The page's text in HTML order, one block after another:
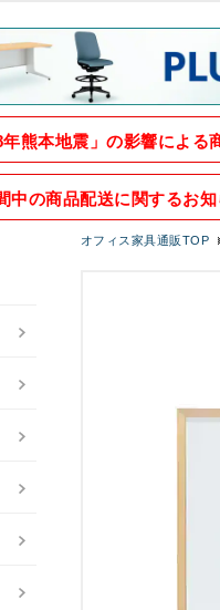
年熊本地震」の影響による
中の商品配送に関するお
オフィス家具通販TOP